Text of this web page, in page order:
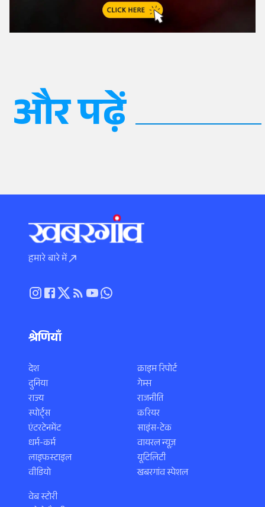
और पढ़ें
हमारे बारे में
श्रेणियाँ
देश
दुनिया
राज्य
स्पोर्ट्स
एंटरटेनमेंट
धर्म-कर्म
लाइफस्टाइल
वीडियो
क्राइम रिपोर्ट
गेम्स
राजनीति
करियर
साइंस-टेक
वायरल न्यूज़
यूटिलिटी
खबरगांव स्पेशल
वेब स्टोरी